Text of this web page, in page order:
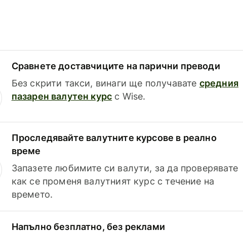
Сравнете доставчиците на парични преводи
Без скрити такси, винаги ще получавате средния
пазарен валутен курс с Wise.
Проследявайте валутните курсове в реално
време
Запазете любимите си валути, за да проверявате
как се променя валутният курс с течение на
времето.
Напълно безплатно, без реклами